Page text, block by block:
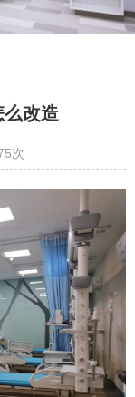
么改造
次